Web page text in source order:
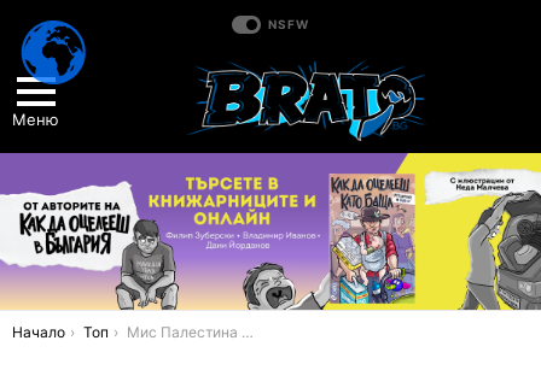
NSFW
Меню
You are here:
Начало Топ Мис Палестина за Brato.bg: Тъжно е колко меркантилни са станали жените